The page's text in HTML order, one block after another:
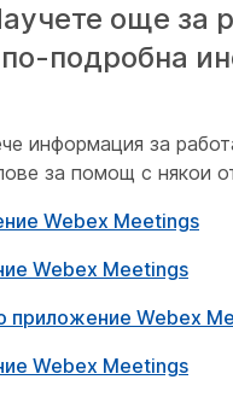
още за
подробна
информация за
за помощ с някои
Webex Meetings
Webex Meetings
приложение Webex
Webex Meetings